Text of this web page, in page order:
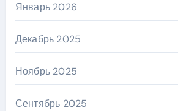
Январь 2026
Декабрь 2025
Ноябрь 2025
Сентябрь 2025